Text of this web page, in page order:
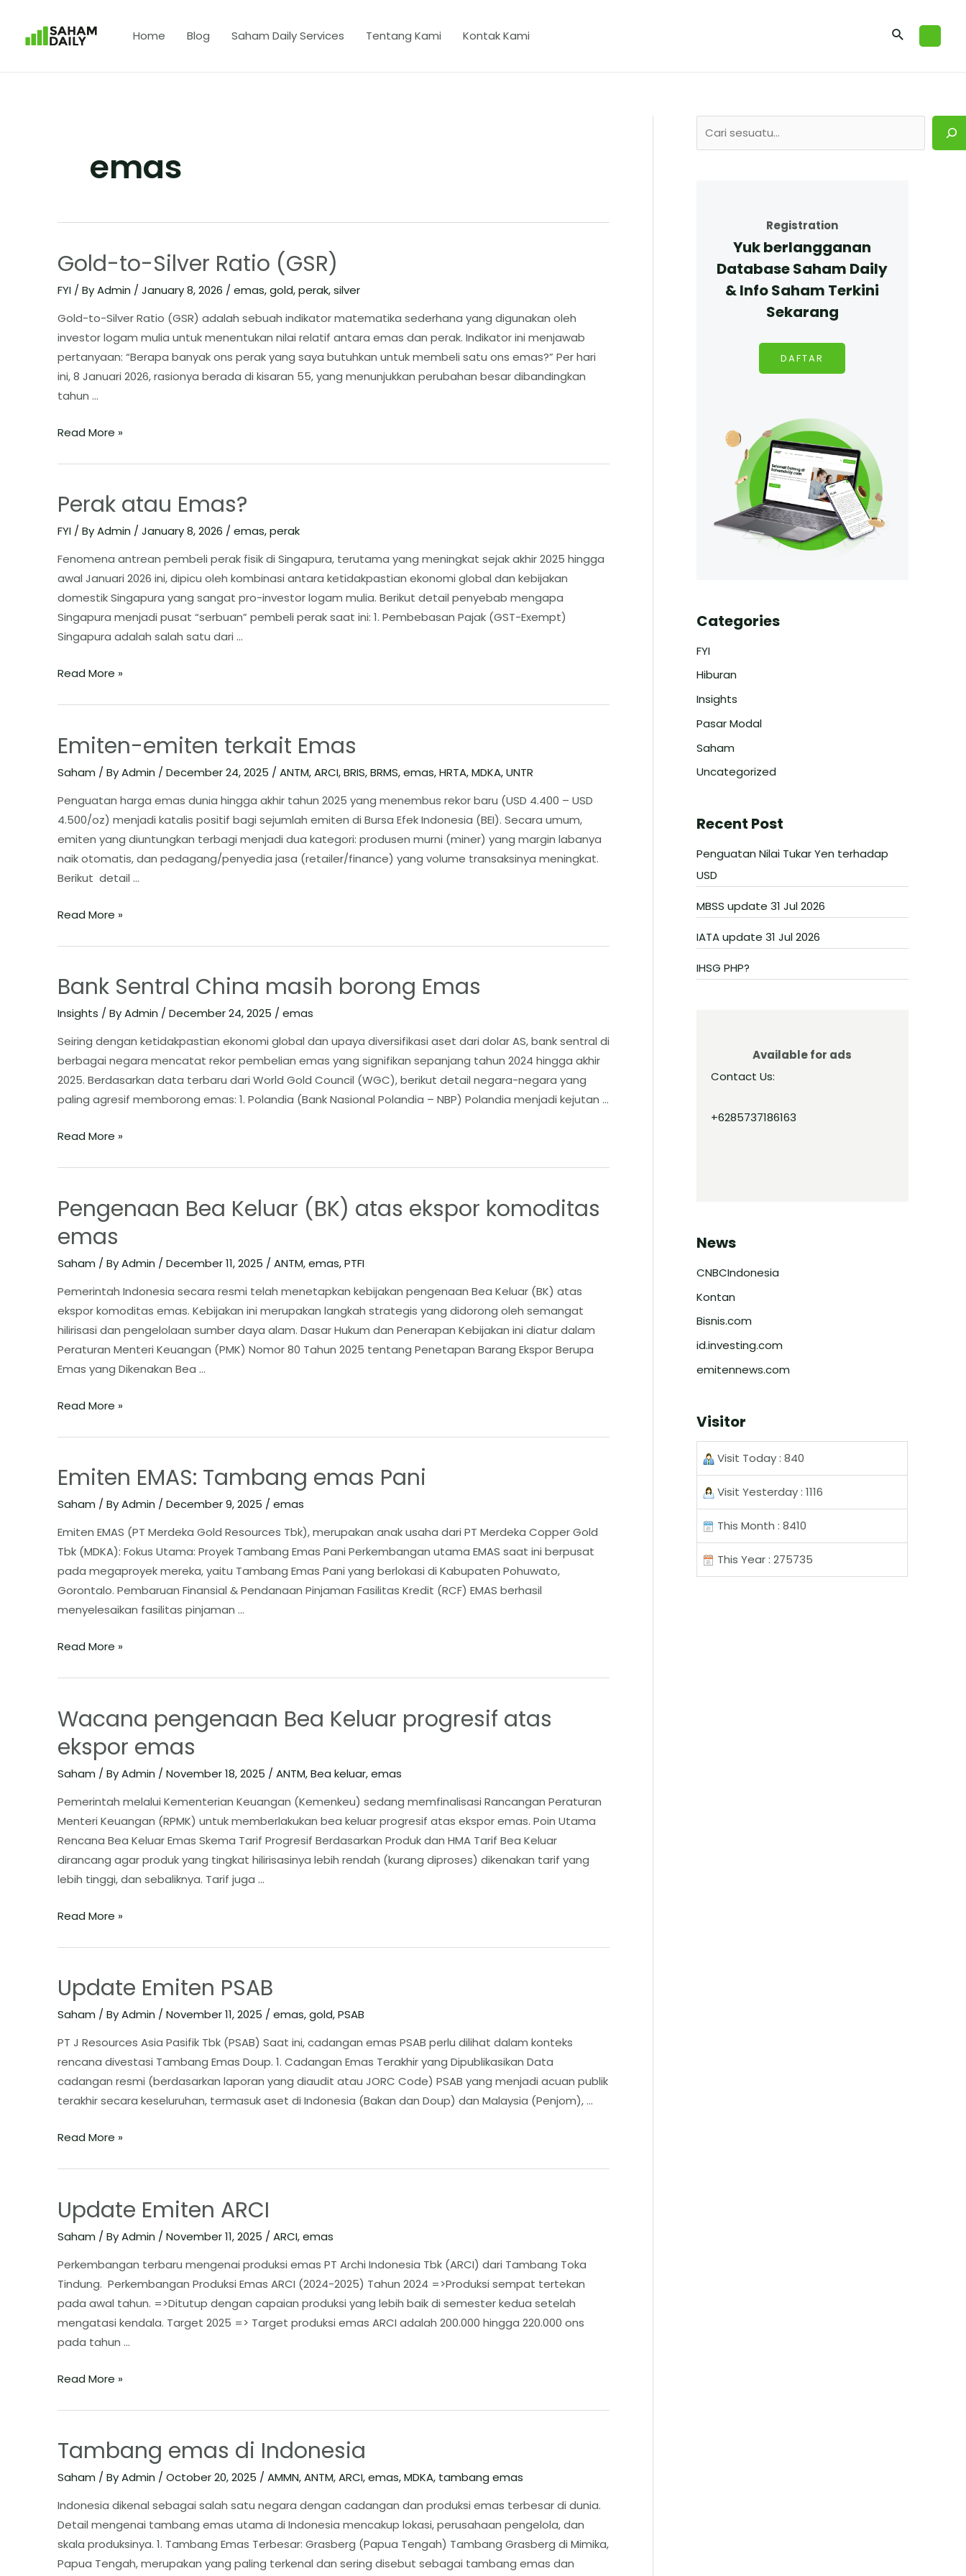
Home Blog Saham Daily Services Tentang Kami Kontak Kami
emas
Gold-to-Silver Ratio (GSR)
FYI/ ByAdmin /January 8, 2026 /emas,gold,perak,silver
Gold-to-Silver Ratio (GSR) adalah sebuah indikator matematika sederhana yang digunakan oleh
investor logam mulia untuk menentukan nilai relatif antara emas dan perak. Indikator ini menjawab
pertanyaan: “Berapa banyak ons perak yang saya butuhkan untuk membeli satu ons emas?” ​Per hari
ini, 8 Januari 2026, rasionya berada di kisaran 55, yang menunjukkan perubahan besar dibandingkan
tahun …
Read More »
Perak atau Emas?
FYI/ ByAdmin / January 8, 2026 / emas,perak
Fenomena antrean pembeli perak fisik di Singapura, terutama yang meningkat sejak akhir 2025 hingga
awal Januari 2026 ini, dipicu oleh kombinasi antara ketidakpastian ekonomi global dan kebijakan
domestik Singapura yang sangat pro-investor logam mulia. ​Berikut detail penyebab mengapa
Singapura menjadi pusat “serbuan” pembeli perak saat ini: ​1. Pembebasan Pajak (GST-Exempt) ​
Singapura adalah salah satu dari …
Read More »
Emiten-emiten terkait Emas
Saham / ByAdmin /December 24, 2025 /ANTM,ARCI,BRIS,BRMS,emas,HRTA,MDKA,UNTR
Penguatan harga emas dunia hingga akhir tahun 2025 yang menembus rekor baru (USD 4.400 – USD
4.500/oz) menjadi katalis positif bagi sejumlah emiten di Bursa Efek Indonesia (BEI). Secara umum,
emiten yang diuntungkan terbagi menjadi dua kategori: produsen murni (miner) yang margin labanya
naik otomatis, dan pedagang/penyedia jasa (retailer/finance) yang volume transaksinya meningkat. ​
Berikut detail …
Read More »
Bank Sentral China masih borong Emas
Insights / ByAdmin / December 24, 2025 / emas
Seiring dengan ketidakpastian ekonomi global dan upaya diversifikasi aset dari dolar AS, bank sentral di
berbagai negara mencatat rekor pembelian emas yang signifikan sepanjang tahun 2024 hingga akhir
2025. ​Berdasarkan data terbaru dari World Gold Council (WGC), berikut detail negara-negara yang
paling agresif memborong emas: ​1. Polandia (Bank Nasional Polandia – NBP) ​Polandia menjadi kejutan …
Read More »
Pengenaan Bea Keluar (BK) atas ekspor komoditas
emas
Saham / ByAdmin /December 11, 2025 /ANTM,emas,PTFI
Pemerintah Indonesia secara resmi telah menetapkan kebijakan pengenaan Bea Keluar (BK) atas
ekspor komoditas emas. Kebijakan ini merupakan langkah strategis yang didorong oleh semangat
hilirisasi dan pengelolaan sumber daya alam. ​Dasar Hukum dan Penerapan Kebijakan ini diatur dalam
Peraturan Menteri Keuangan (PMK) Nomor 80 Tahun 2025 tentang Penetapan Barang Ekspor Berupa
Emas yang Dikenakan Bea …
Read More »
Emiten EMAS: Tambang emas Pani
Saham / ByAdmin / December 9, 2025 / emas
Emiten EMAS (PT Merdeka Gold Resources Tbk), merupakan anak usaha dari PT Merdeka Copper Gold
Tbk (MDKA): Fokus Utama: Proyek Tambang Emas Pani ​Perkembangan utama EMAS saat ini berpusat
pada megaproyek mereka, yaitu Tambang Emas Pani yang berlokasi di Kabupaten Pohuwato,
Gorontalo. Pembaruan Finansial & Pendanaan ​Pinjaman Fasilitas Kredit (RCF) EMAS berhasil
menyelesaikan fasilitas pinjaman …
Read More »
Wacana pengenaan Bea Keluar progresif atas
ekspor emas
Saham / ByAdmin /November 18, 2025 /ANTM,Bea keluar,emas
Pemerintah melalui Kementerian Keuangan (Kemenkeu) sedang memfinalisasi Rancangan Peraturan
Menteri Keuangan (RPMK) untuk memberlakukan bea keluar progresif atas ekspor emas. Poin Utama
Rencana Bea Keluar Emas Skema Tarif Progresif Berdasarkan Produk dan HMA ​Tarif Bea Keluar
dirancang agar produk yang tingkat hilirisasinya lebih rendah (kurang diproses) dikenakan tarif yang
lebih tinggi, dan sebaliknya. Tarif juga …
Read More »
Update Emiten PSAB
Saham / ByAdmin / November 11, 2025 / emas,gold,PSAB
PT J Resources Asia Pasifik Tbk (PSAB) ​Saat ini, cadangan emas PSAB perlu dilihat dalam konteks
rencana divestasi Tambang Emas Doup. ​1. Cadangan Emas Terakhir yang Dipublikasikan ​Data
cadangan resmi (berdasarkan laporan yang diaudit atau JORC Code) PSAB yang menjadi acuan publik
terakhir secara keseluruhan, termasuk aset di Indonesia (Bakan dan Doup) dan Malaysia (Penjom), …
Read More »
Update Emiten ARCI
Saham / ByAdmin /November 11, 2025 /ARCI,emas
Perkembangan terbaru mengenai produksi emas PT Archi Indonesia Tbk (ARCI) dari Tambang Toka
Tindung. ​ Perkembangan Produksi Emas ARCI (2024-2025) Tahun 2024 =>Produksi sempat tertekan
pada awal tahun. =>Ditutup dengan capaian produksi yang lebih baik di semester kedua setelah
mengatasi kendala. Target 2025 => Target produksi emas ARCI adalah 200.000 hingga 220.000 ons
pada tahun …
Read More »
Tambang emas di Indonesia
Saham / ByAdmin / October 20, 2025 / AMMN,ANTM,ARCI,emas,MDKA, tambang emas
Indonesia dikenal sebagai salah satu negara dengan cadangan dan produksi emas terbesar di dunia.
Detail mengenai tambang emas utama di Indonesia mencakup lokasi, perusahaan pengelola, dan
skala produksinya. ​1. Tambang Emas Terbesar: Grasberg (Papua Tengah) ​Tambang Grasberg di Mimika,
Papua Tengah, merupakan yang paling terkenal dan sering disebut sebagai tambang emas dan
Registration
Yuk berlangganan
Database Saham Daily
& Info Saham Terkini
Sekarang
DAFTAR
Categories
FYI
Hiburan
Insights
Pasar Modal
Saham
Uncategorized
Recent Post
Penguatan Nilai Tukar Yen terhadap
USD
MBSS update 31 Jul 2026
IATA update 31 Jul 2026
IHSG PHP?
Available for ads
Contact Us:
+6285737186163
News
CNBCIndonesia
Kontan
Bisnis.com
id.investing.com
emitennews.com
Visitor
Visit Today : 840
Visit Yesterday : 1116
This Month : 8410
This Year : 275735